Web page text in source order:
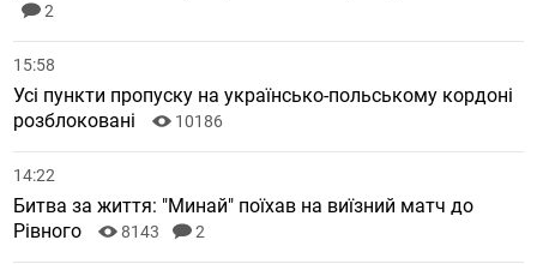
2
15:58
Усі пункти пропуску на українсько-польському кордоні
розблоковані
10186
14:22
Битва за життя: "Минай" поїхав на виїзний матч до
Рівного
8143 2